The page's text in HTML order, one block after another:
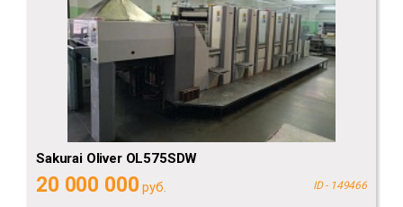
Sakurai Oliver OL575SDW
20 000 000 руб. ID - 149466